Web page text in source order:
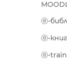
ⓔ-
ⓔ-
ⓔ-